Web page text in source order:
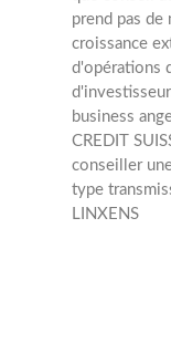
prend pas de
croissance
d'opérations
business
CREDIT
conseiller
type
LINXENS